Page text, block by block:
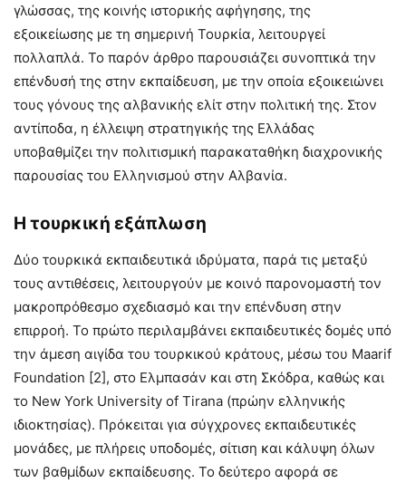
γλώσσας, της κοινής ιστορικής αφήγησης, της
εξοικείωσης με τη σημερινή Τουρκία, λειτουργεί
πολλαπλά. Το παρόν άρθρο παρουσιάζει συνοπτικά την
επένδυσή της στην εκπαίδευση, με την οποία εξοικειώνει
τους γόνους της αλβανικής ελίτ στην πολιτική της. Στον
αντίποδα, η έλλειψη στρατηγικής της Ελλάδας
υποβαθμίζει την πολιτισμική παρακαταθήκη διαχρονικής
παρουσίας του Ελληνισμού στην Αλβανία.
Η τουρκική εξάπλωση
Δύο τουρκικά εκπαιδευτικά ιδρύματα, παρά τις μεταξύ
τους αντιθέσεις, λειτουργούν με κοινό παρονομαστή τον
μακροπρόθεσμο σχεδιασμό και την επένδυση στην
επιρροή. Το πρώτο περιλαμβάνει εκπαιδευτικές δομές υπό
την άμεση αιγίδα του τουρκικού κράτους, μέσω του Maarif
Foundation [2], στο Ελμπασάν και στη Σκόδρα, καθώς και
το New York University of Tirana (πρώην ελληνικής
ιδιοκτησίας). Πρόκειται για σύγχρονες εκπαιδευτικές
μονάδες, με πλήρεις υποδομές, σίτιση και κάλυψη όλων
των βαθμίδων εκπαίδευσης. Το δεύτερο αφορά σε